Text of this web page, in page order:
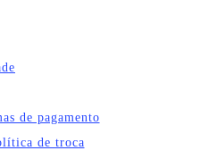
de pagamento
de troca